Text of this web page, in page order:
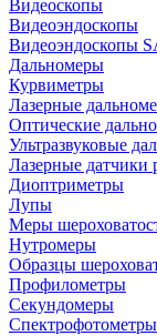
Видеоскопы
Видеоэндоскопы
Видеоэндоскопы
Дальномеры
Курвиметры
Лазерные
Оптические
Ультразвуковые
Лазерные датчики
Диоптриметры
Лупы
Меры
Нутромеры
Образцы
Профилометры
Секундомеры
Спектрофотометры